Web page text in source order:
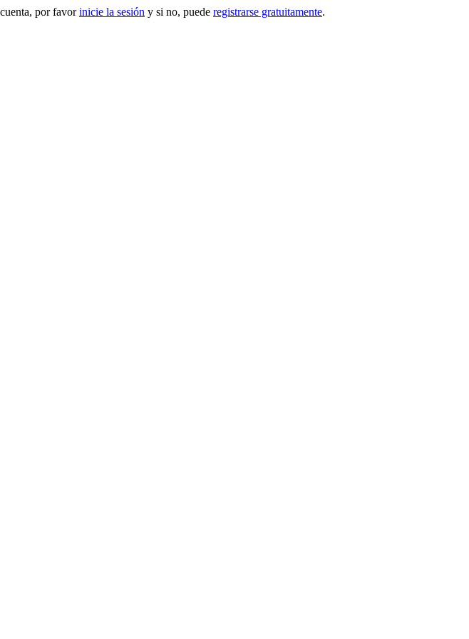
por favorinicie la sesión y si no, puede registrarse gratuitamente.